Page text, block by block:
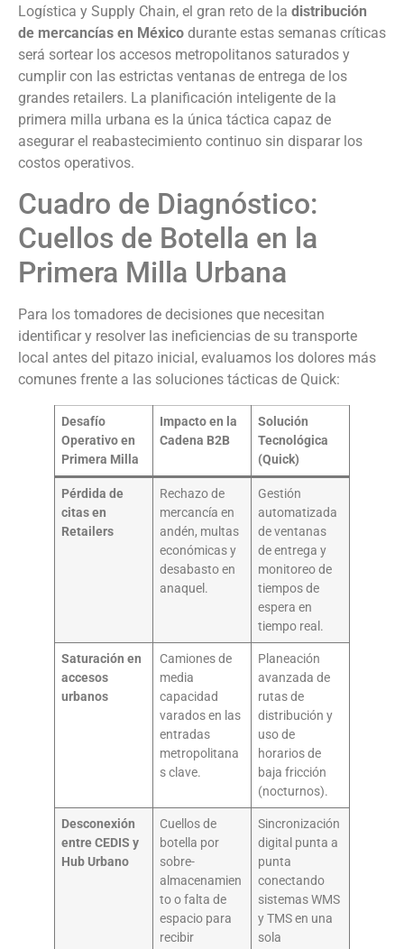
Logística y Supply Chain, el gran reto de la distribución
de mercancías en México durante estas semanas críticas
será sortear los accesos metropolitanos saturados y
cumplir con las estrictas ventanas de entrega de los
grandes retailers. La planificación inteligente de la
primera milla urbana es la única táctica capaz de
asegurar el reabastecimiento continuo sin disparar los
costos operativos.
Cuadro de Diagnóstico:
Cuellos de Botella en la
Primera Milla Urbana
Para los tomadores de decisiones que necesitan
identificar y resolver las ineficiencias de su transporte
local antes del pitazo inicial, evaluamos los dolores más
comunes frente a las soluciones tácticas de Quick:
Desafío
Operativo en
Primera Milla
Impacto en la
Cadena B2B
Solución
Tecnológica
(Quick)
Pérdida de
citas en
Retailers
Rechazo de
mercancía en
andén, multas
económicas y
desabasto en
anaquel.
Gestión
automatizada
de ventanas
de entrega y
monitoreo de
tiempos de
espera en
tiempo real.
Saturación en
accesos
urbanos
Camiones de
media
capacidad
varados en las
entradas
metropolitana
s clave.
Planeación
avanzada de
rutas de
distribución y
uso de
horarios de
baja fricción
(nocturnos).
Desconexión
entre CEDIS y
Hub Urbano
Cuellos de
botella por
sobre-
almacenamien
to o falta de
espacio para
recibir
Sincronización
digital punta a
punta
conectando
sistemas WMS
y TMS en una
sola